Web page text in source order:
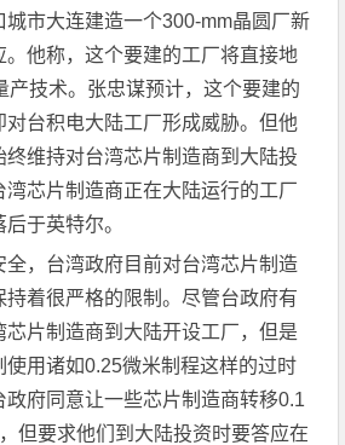
城市大连建造一个300-mm晶圆厂新
。他称，这个要建的工厂将直接地
产技术。张忠谋预计，这个要建的
对台积电大陆工厂形成威胁。但他
维持对台湾芯片制造商到大陆投
湾芯片制造商正在大陆运行的工厂
于英特尔。
全，台湾政府目前对台湾芯片制造
持着很严格的限制。尽管台政府有
片制造商到大陆开设工厂，但是
使用诸如0.25微米制程这样的过时
政府同意让一些芯片制造商转移0.1
但要求他们到大陆投资时要答应在